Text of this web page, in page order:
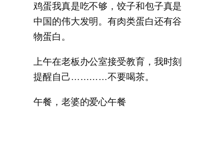
鸡蛋我真是吃不够，饺子和包子真是
中国的伟大发明。有肉类蛋白还有谷
物蛋白。
上午在老板办公室接受教育，我时刻
提醒自己…………不要喝茶。
午餐，老婆的爱心午餐